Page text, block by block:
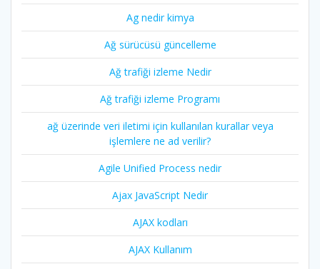
Ag nedir kimya
Ağ sürücüsü güncelleme
Ağ trafiği izleme Nedir
Ağ trafiği izleme Programı
ağ üzerinde veri iletimi için kullanılan kurallar veya
işlemlere ne ad verilir?
Agile Unified Process nedir
Ajax JavaScript Nedir
AJAX kodları
AJAX Kullanım